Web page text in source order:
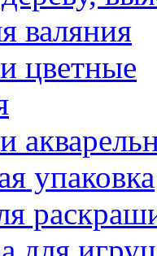
валяния
цветные
упаковка